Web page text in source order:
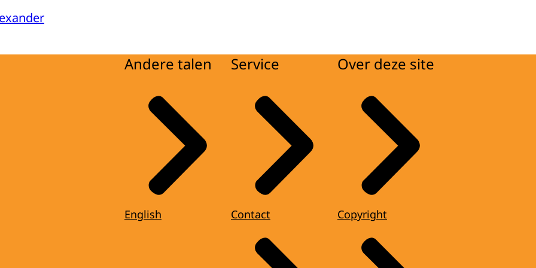
Andere talen
English
Service
Contact
Over deze site
Copyright